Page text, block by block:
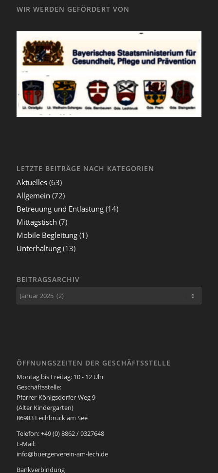
WIR WERDEN GEFÖRDERT VON
LETZTE BEITRÄGE NACH KATEGORIEN
Aktuelles(63)
Allgemein (72)
Betreuung und Entlastung(14)
Mittagstisch (7)
Mobile Begleitung(1)
Unterhaltung(13)
BEITRAGSARCHIV
ÖFFNUNGSZEITEN DER GESCHÄFTSSTELLE
Montag bis Freitag: 10 - 12 Uhr
Geschäftsstelle:
Pfarrer-Königsdorfer-Weg 9
(Alter Kindergarten)
86983 Lechbruck am See
Telefon: +49 (0) 8862 / 9327648
E-Mail:
info@buergerverein-am-lech.de
Bankverbindung